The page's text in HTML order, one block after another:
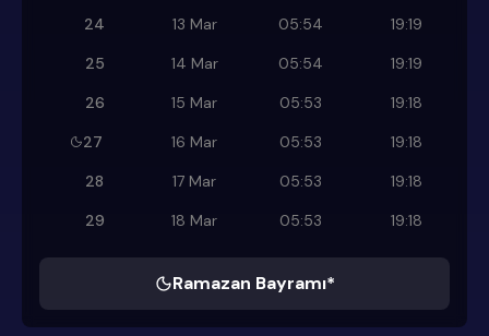
24
13 Mar 05:54
19:19
25
14 Mar 05:54
19:19
26
15 Mar 05:53
19:18
27
16 Mar 05:53
19:18
28
17 Mar 05:53
19:18
29
18 Mar 05:53 19:18
Ramazan Bayramı*